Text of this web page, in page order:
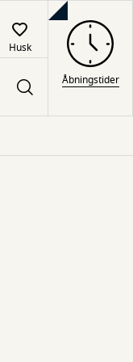
Husk
Åbningstider